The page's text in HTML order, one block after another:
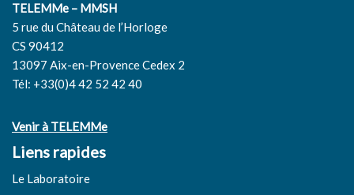
TELEMMe – MMSH
5 rue du Château de l’Horloge
CS 90412
13097 Aix-en-Provence Cedex 2
Tél: +33(0)4 42 52 42 40
Venir à TELEMMe
Liens rapides
Le Laboratoire